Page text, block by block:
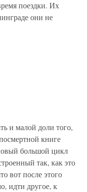
поездки. Их
они не
и малой доли того,
книге
большой цикл
так, как это
вот после этого
идти другое, к